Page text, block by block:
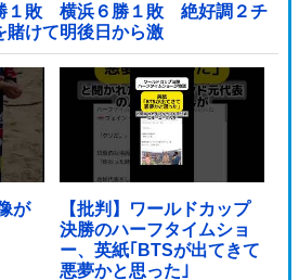
１敗 横浜６勝１敗 絶好調２チ
賭けて明後日から激
他
が
【批判】ワールドカップ
決勝のハーフタイムショ
ー、英紙｢BTSが出てきて
悪夢かと思った｣